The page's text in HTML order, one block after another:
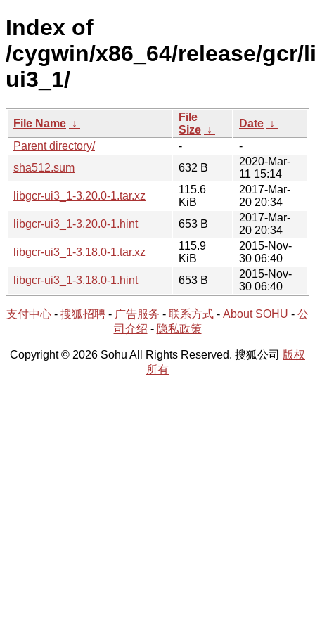
Index of
/cygwin/x86_64/release/gcr/
ui3_1/
File Name ↓
File
Size ↓
Date ↓
Parent directory/
-
-
sha512.sum
632 B
2020-Mar-
11 15:14
libgcr-ui3_1-3.20.0-1.tar.xz
115.6
KiB
2017-Mar-
20 20:34
libgcr-ui3_1-3.20.0-1.hint
653 B
2017-Mar-
20 20:34
libgcr-ui3_1-3.18.0-1.tar.xz
115.9
KiB
2015-Nov-
30 06:40
libgcr-ui3_1-3.18.0-1.hint
653 B
2015-Nov-
30 06:40
支付中心 - 搜狐招聘 - 广告服务 - 联系方式 - About SOHU - 公
司介绍 - 隐私政策
Copyright © 2026 Sohu All Rights Reserved. 搜狐公司 版权
所有